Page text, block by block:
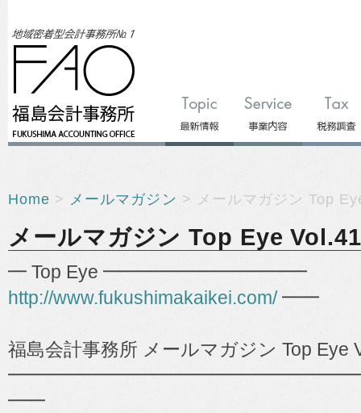
Home > メールマガジン > メールマガジン Top
メールマガジン Top Eye
━ Top Eye ━━━━━━━━━━━
http://www.fukushimakaikei.com/━━
福島会計事務所 メールマガジン Top Eye
━━